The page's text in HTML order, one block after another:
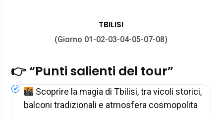
TBILISI
(Giorno 01-02-03-04-05-07-08)
👉 “Punti salienti del tour”
Scoprire la magia di Tbilisi, tra vicoli storici,
balconi tradizionali e atmosfera cosmopolita